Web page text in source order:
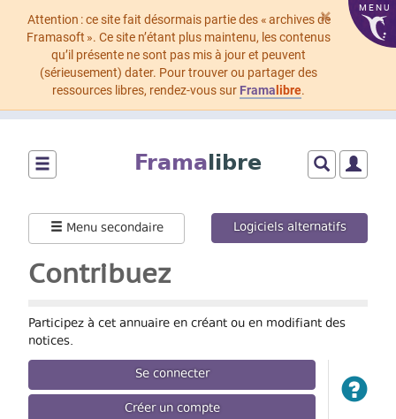
×
Attention : ce site fait désormais partie des « archives de
Framasoft ». Ce site n’étant plus maintenu, les contenus
qu’il présente ne sont pas mis à jour et peuvent
(sérieusement) dater. Pour trouver ou partager des
ressources libres, rendez-vous sur Frama libre.
MENU
contenu
principal
Framalibre
menu
menu
formulaire
Menu secondaire Logiciels alternatifs
Contribuez
Participez à cet annuaire en créant ou en modifiant des
notices.
Se connecter
Créer un compte